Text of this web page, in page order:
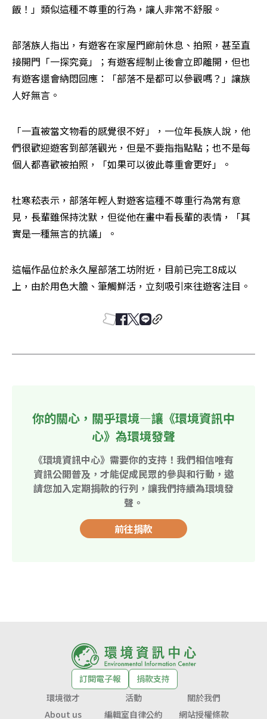
飯！」類似這種不尊重的行為，讓人非常不舒服。
部落族人指出，有遊客在家屋門廊前休息、拍照，甚至直
接開門「一探究竟」；有遊客經制止後會立即離開，但也
有遊客還會納悶回應：「部落不是都可以參觀嗎？」讓族
人好無言。
「一直被當文物看的感覺很不好」，一位年長族人說，他
們很歡迎遊客到部落觀光，但是不要指指點點；也不是每
個人都喜歡被拍照，「如果可以彼此尊重會更好」。
杜寒菘表示，部落年輕人對遊客這種不尊重行為常有意
見，長輩雖保持沈默，但從他在畫中看長輩的表情，「其
實是一種無言的抗議」。
這幅作品位於永久屋部落工坊附近，目前已完工8成以
上，由於用色大膽、筆觸鮮活，立刻吸引來往遊客注目。
你的關心，關乎環境—讓《環境資訊中
心》為環境發聲
《環境資訊中心》需要你的支持！我們相信唯有
資訊公開普及，才能促成民眾的參與和行動，邀
請您加入定期捐款的行列，讓我們持續為環境發
聲。
前往捐款
訂閱電子報
捐款支持
環境徵才
活動
關於我們
About us
編輯室自律公約 網站授權條款